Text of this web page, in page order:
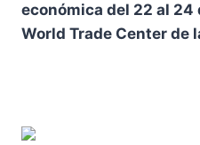
económica del 22 al 24
World Trade Center de